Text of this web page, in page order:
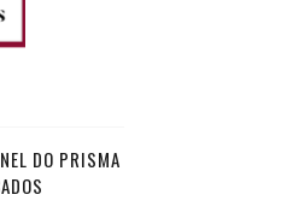
DO PRISMA